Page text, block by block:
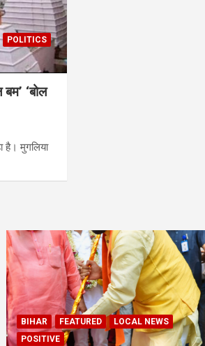
POLITICS
‘बोल
है। मुगलिया
BIHAR FEATURED
LOCAL NEWS
POSITIVE